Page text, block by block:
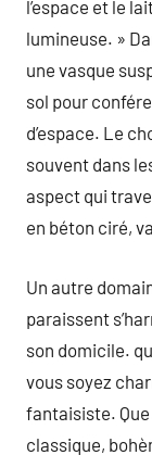
l’espace et le
lumineuse. »
une vasque
sol pour
d’espace. Le
souvent dans
aspect qui
en béton ciré,
Un autre
paraissent
son domicile.
vous soyez
fantaisiste.
classique,